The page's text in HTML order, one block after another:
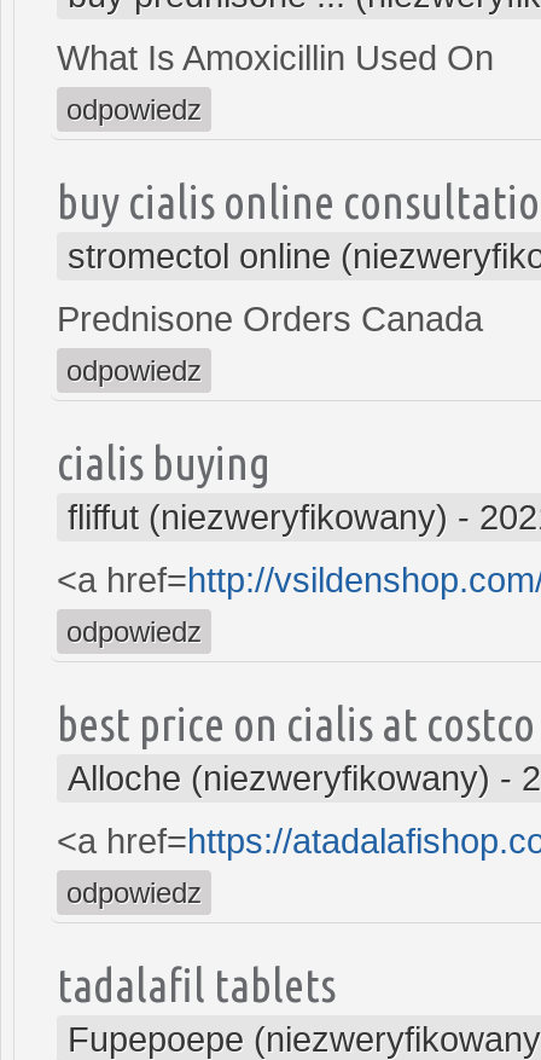
What Is Amoxicillin Used On
odpowiedz
buy cialis online
stromectol online
Prednisone Orders Canada
odpowiedz
cialis buying
fliffut (niezweryfikowany) -
<a href=http://
odpowiedz
best price on cialis at costco
Alloche (niezweryfikowany) -
<a href=https://
odpowiedz
tadalafil tablets
Fupepoepe